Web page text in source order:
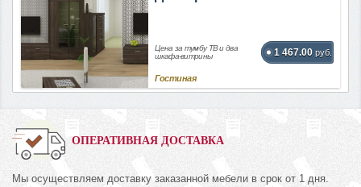
Цена за тумбу ТВ и два
шкафа-витрины
1 467.00 руб.
Гостиная
ОПЕРАТИВНАЯ ДОСТАВКА
Мы осуществляем доставку заказанной мебели в срок от 1 дня.